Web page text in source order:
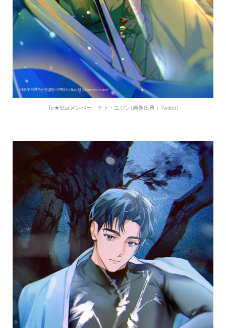
Te★Starメンバー、チャ・ユジン(画像出典：Twitter)